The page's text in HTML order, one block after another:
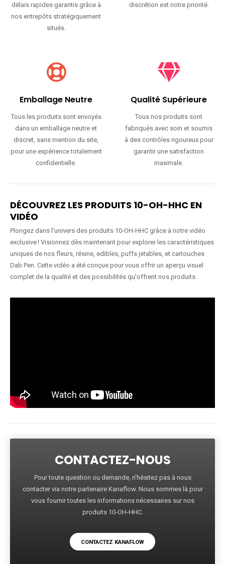
délais rapides garantis grâce à
nos entrepôts stratégiquement
situés.
discrétion est notre priorité.
Emballage Neutre
Tous les produits sont envoyés
dans un emballage neutre et
discret, sans mention du site,
pour une expérience totalement
confidentielle.
Qualité Supérieure
Tous nos produits sont
fabriqués avec soin et soumis
à des contrôles rigoureux pour
garantir une satisfaction
maximale.
DÉCOUVREZ LES PRODUITS 10-OH-HHC EN
VIDÉO
Plongez dans l'univers des produits 10-OH-HHC grâce à notre vidéo
exclusive ! Visionnez dès maintenant pour explorer les caractéristiques
uniques de nos fleurs, résine, edibles, puffs jetables, et cartouches
Dab Pen. Cette vidéo a été conçue pour vous offrir un aperçu visuel
complet de la qualité et des possibilités qu'offrent nos produits.
CONTACTEZ-NOUS
Pour toute question ou demande, n'hésitez pas à nous
contacter via notre partenaire Kanaflow. Nous sommes là pour
vous fournir toutes les informations nécessaires sur nos
produits 10-OH-HHC.
CONTACTEZ KANAFLOW